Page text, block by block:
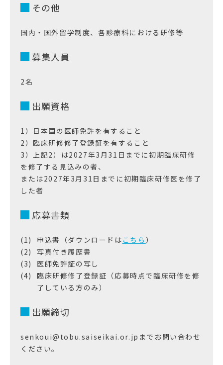
その他
国内・国外留学制度、各診療科における研修等
募集人員
2名
出願資格
1）日本国の医師免許を有すること
2）臨床研修修了登録証を有すること
3）上記2）は2027年3月31日までに初期臨床研修
を修了する見込みの者、
または2027年3月31日までに初期臨床研修医を修了
した者
応募書類
申込書（ダウンロードは こちら ）
写真付き履歴書
医師免許証の写し
臨床研修修了登録証（応募時点で臨床研修を修
了している方のみ）
出願締切
senkoui@tobu.saiseikai.or.jpまでお問い合わせ
ください。